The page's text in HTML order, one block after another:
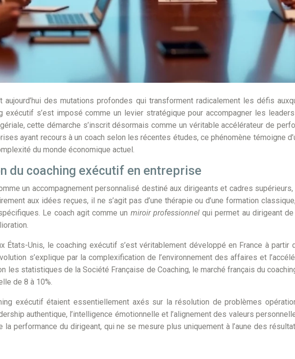
aujourd’hui des mutations profondes qui transforment radicalement les défis
exécutif s’est imposé comme un levier stratégique pour accompagner les
cette démarche s’inscrit désormais comme un véritable accélérateur de
ayant recours à un coach selon les récentes études, ce phénomène témoigne
du monde économique actuel.
du coaching exécutif en entreprise
un accompagnement personnalisé destiné aux dirigeants et cadres
aux idées reçues, il ne s’agit pas d’une thérapie ou d’une formation
Le coach agit comme un miroir professionnelqui permet au dirigeant
États-Unis, le coaching exécutif s’est véritablement développé en France à
s’explique par la complexification de l’environnement des affaires et
les statistiques de la Société Française de Coaching, le marché français du
de 8 à 10%.
exécutif étaient essentiellement axés sur la résolution de problèmes
authentique, l’intelligence émotionnelle et l’alignement des valeurs
performance du dirigeant, qui ne se mesure plus uniquement à l’aune des